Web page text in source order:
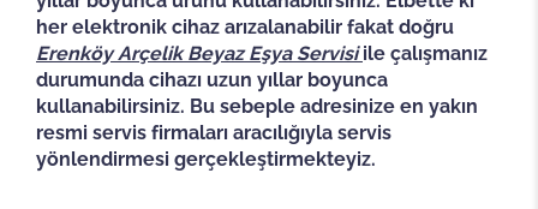
her elektronik cihaz arızalanabilir fakat doğru
ErenköyArçelik Beyaz Eşya Servisiile çalışmanız
durumunda cihazı uzun yıllar boyunca
kullanabilirsiniz. Bu sebeple adresinize en yakın
resmi servis firmaları aracılığıyla servis
yönlendirmesi gerçekleştirmekteyiz.